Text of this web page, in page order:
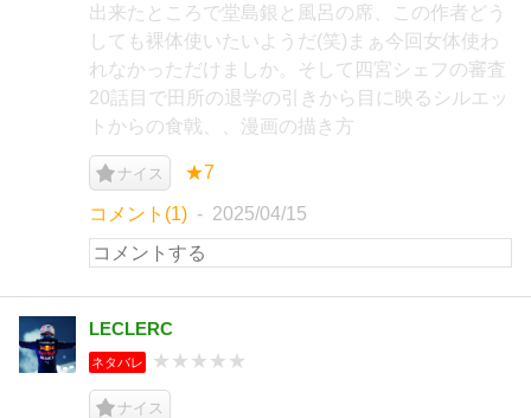
出来たところで堂島銀と風呂の席、この作者どう
しても裸体使いたいようだ(笑)まぁ今回女体使わ
れなかっただけましか。そして四宮シェフの審査
20話目で田所の退学の引きから目に映るシルエッ
トからの食戟、、漫画の描き方
ナイス ★7
コメント(1) 2025/04/15
LECLERC
ネタバレ ★★★★★
ナイス